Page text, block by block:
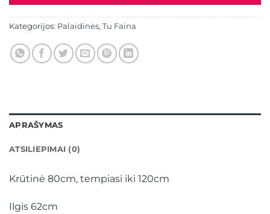
Kategorijos: Palaidinės, Tu Faina
APRAŠYMAS
ATSILIEPIMAI (0)
Krūtinė 80cm, tempiasi iki 120cm
Ilgis 62cm